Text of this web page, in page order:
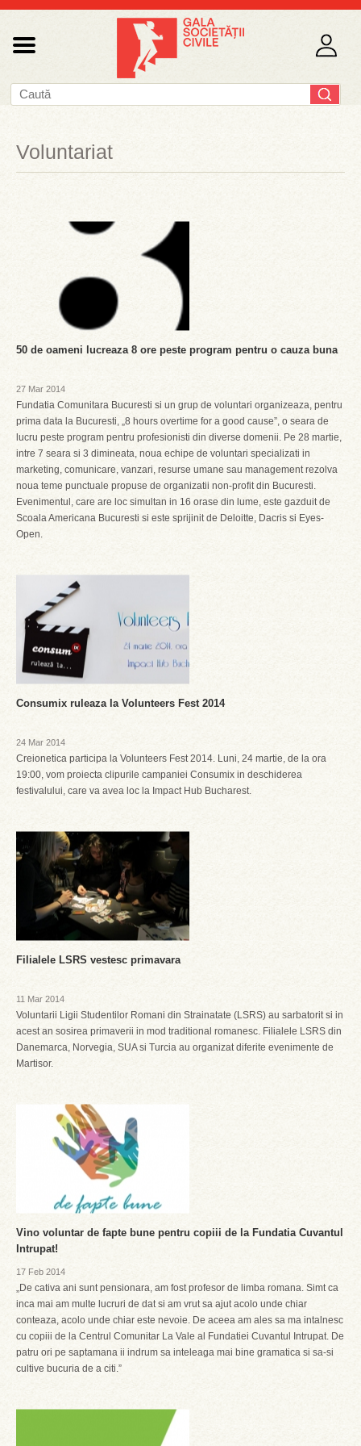
Voluntariat
50 de oameni lucreaza 8 ore peste program pentru o cauza buna
27 Mar 2014
Fundatia Comunitara Bucuresti si un grup de voluntari organizeaza, pentru
prima data la Bucuresti, „8 hours overtime for a good cause”, o seara de
lucru peste program pentru profesionisti din diverse domenii. Pe 28 martie,
intre 7 seara si 3 dimineata, noua echipe de voluntari specializati in
marketing, comunicare, vanzari, resurse umane sau management rezolva
noua teme punctuale propuse de organizatii non-profit din Bucuresti.
Evenimentul, care are loc simultan in 16 orase din lume, este gazduit de
Scoala Americana Bucuresti si este sprijinit de Deloitte, Dacris si Eyes-
Open.
Consumix ruleaza la Volunteers Fest 2014
24 Mar 2014
Creionetica participa la Volunteers Fest 2014. Luni, 24 martie, de la ora
19:00, vom proiecta clipurile campaniei Consumix in deschiderea
festivalului, care va avea loc la Impact Hub Bucharest.
Filialele LSRS vestesc primavara
11 Mar 2014
Voluntarii Ligii Studentilor Romani din Strainatate (LSRS) au sarbatorit si in
acest an sosirea primaverii in mod traditional romanesc. Filialele LSRS din
Danemarca, Norvegia, SUA si Turcia au organizat diferite evenimente de
Martisor.
Vino voluntar de fapte bune pentru copiii de la Fundatia Cuvantul
Intrupat!
17 Feb 2014
„De cativa ani sunt pensionara, am fost profesor de limba romana. Simt ca
inca mai am multe lucruri de dat si am vrut sa ajut acolo unde chiar
conteaza, acolo unde chiar este nevoie. De aceea am ales sa ma intalnesc
cu copiii de la Centrul Comunitar La Vale al Fundatiei Cuvantul Intrupat. De
patru ori pe saptamana ii indrum sa inteleaga mai bine gramatica si sa-si
cultive bucuria de a citi.”